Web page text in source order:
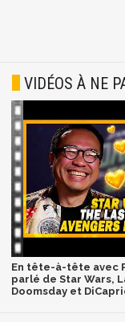
VIDÉOS À NE
En tête-à-tête avec
parlé de Star Wars,
Doomsday et